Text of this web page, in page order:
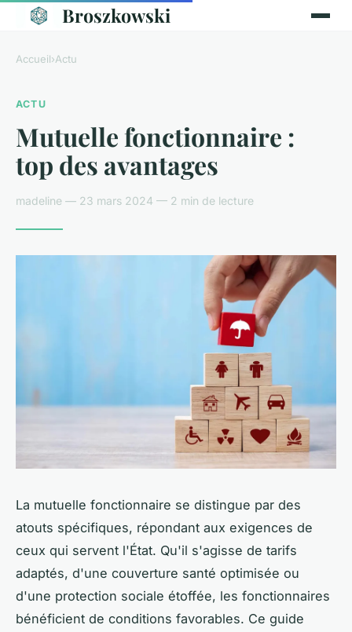
Broszkowski
Accueil›Actu
ACTU
Mutuelle fonctionnaire :
top des avantages
madeline — 23 mars 2024 — 2 min de lecture
La mutuelle fonctionnaire se distingue par des
atouts spécifiques, répondant aux exigences de
ceux qui servent l'État. Qu'il s'agisse de tarifs
adaptés, d'une couverture santé optimisée ou
d'une protection sociale étoffée, les fonctionnaires
bénéficient de conditions favorables. Ce guide